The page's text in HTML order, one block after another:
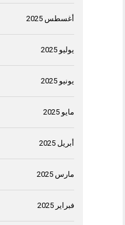
أغسطس 2025
يوليو 2025
يونيو 2025
مايو 2025
أبريل 2025
مارس 2025
فبراير 2025